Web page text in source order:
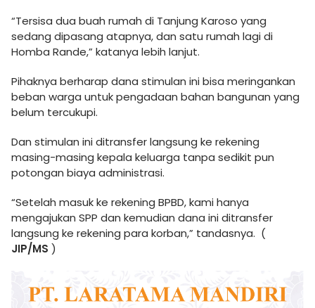
“Tersisa dua buah rumah di Tanjung Karoso yang
sedang dipasang atapnya, dan satu rumah lagi di
Homba Rande,” katanya lebih lanjut.
Pihaknya berharap dana stimulan ini bisa meringankan
beban warga untuk pengadaan bahan bangunan yang
belum tercukupi.
Dan stimulan ini ditransfer langsung ke rekening
masing-masing kepala keluarga tanpa sedikit pun
potongan biaya administrasi.
“Setelah masuk ke rekening BPBD, kami hanya
mengajukan SPP dan kemudian dana ini ditransfer
langsung ke rekening para korban,” tandasnya. (
JIP/MS )